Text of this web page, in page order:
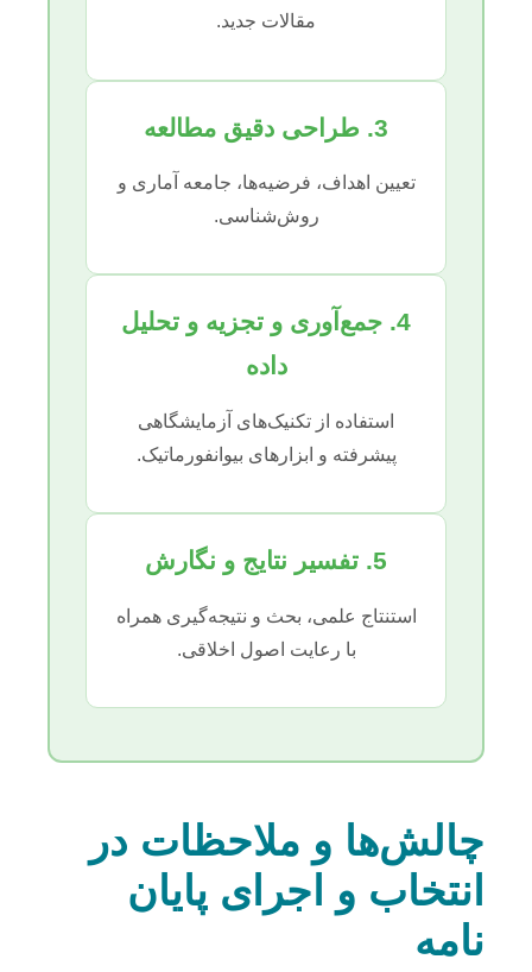
مقالات جدید.
3. طراحی دقیق مطالعه
تعیین اهداف، فرضیه‌ها، جامعه آماری و
روش‌شناسی.
4. جمع‌آوری و تجزیه و تحلیل
داده
استفاده از تکنیک‌های آزمایشگاهی
پیشرفته و ابزارهای بیوانفورماتیک.
5. تفسیر نتایج و نگارش
استنتاج علمی، بحث و نتیجه‌گیری همراه
با رعایت اصول اخلاقی.
چالش‌ها و ملاحظات در
انتخاب و اجرای پایان
نامه